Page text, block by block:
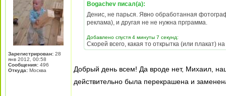
Зарегистрирован: 28
янв 2012, 00:58
Сообщения: 496
Откуда: Москва
Bogachev писал(а):
Денис, не парься. Явно обработанная
реклама), и другая не не нужна прграмма.
Добавлено спустя 4 минуты 7 секунд:
Скорей всего, какая то открытка (или плакат)
Добрый день всем! Да вроде нет, Михаил,
действительно была перекрашена и